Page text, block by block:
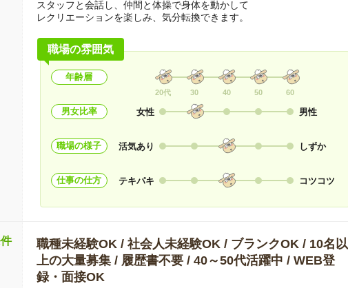
スタッフと会話し、仲間と体操で身体を動かして
レクリエーションを楽しみ、気分転換できます。
職場の雰囲気
年齢層
20代 30 40 50 60
男女比率 女性 男性
職場の様子 活気あり しずか
仕事の仕方 テキパキ コツコツ
職種未経験OK / 社会人未経験OK / ブランクOK / 10名以
上の大量募集 / 履歴書不要 / 40～50代活躍中 / WEB登
録・面接OK